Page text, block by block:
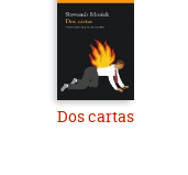
Dos cartas